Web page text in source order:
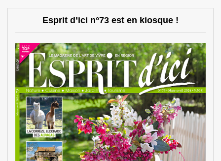
Esprit d’ici n°73 est en kiosque !